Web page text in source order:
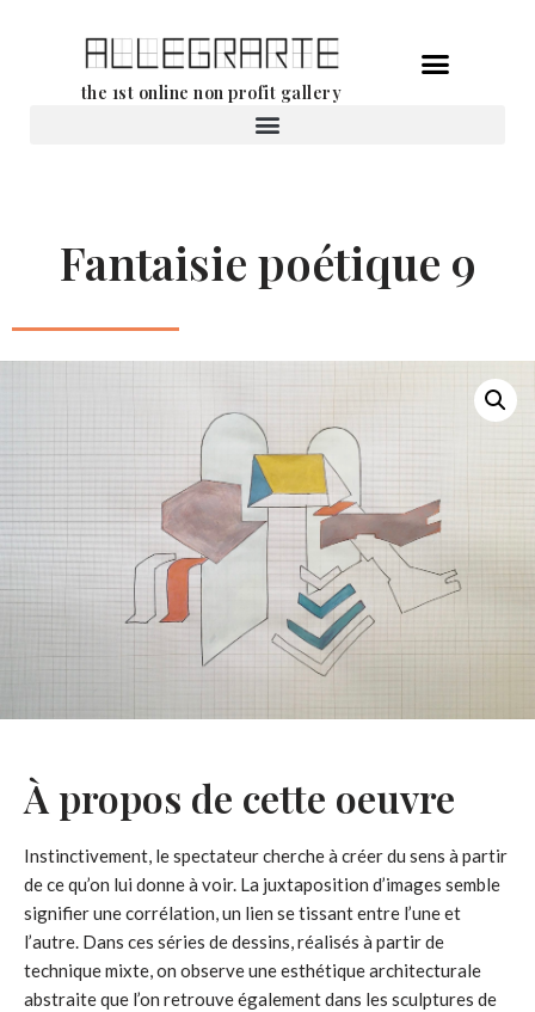
the 1st online non profit gallery
Fantaisie poétique 9
À propos de cette oeuvre
Instinctivement, le spectateur cherche à créer du sens à partir
de ce qu’on lui donne à voir. La juxtaposition d’images semble
signifier une corrélation, un lien se tissant entre l’une et
l’autre. Dans ces séries de dessins, réalisés à partir de
technique mixte, on observe une esthétique architecturale
abstraite que l’on retrouve également dans les sculptures de